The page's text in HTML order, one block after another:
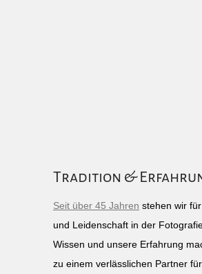
Tradition &
Seit über 45 Jahren stehen wir
und Leidenschaft in der
Wissen und unsere Erfahrung
zu einem verlässlichen Partner